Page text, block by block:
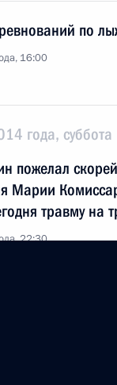
по
16:00
года, суббота
пожелал
Марии
травму на
22:30